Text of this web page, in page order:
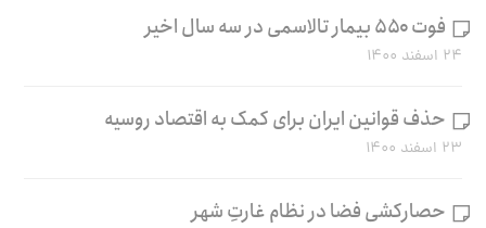
فوت ۵۵۰ بیمار تالاسمی در سه سال اخیر
۲۴ اسفند ۱۴۰۰
حذف قوانین ایران برای کمک به اقتصاد روسیه
۲۳ اسفند ۱۴۰۰
حصارکشی فضا در نظام غارتِ شهر